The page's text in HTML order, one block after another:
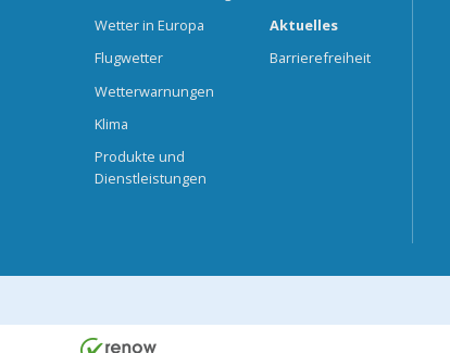
Wetter in Europa
Flugwetter
Wetterwarnungen
Klima
Produkte und
Dienstleistungen
Aktuelles
Barrierefreiheit